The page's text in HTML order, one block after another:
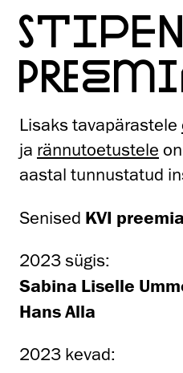
Lisaks tavapärastele
ja rännutoetustele
aastal tunnustatud
Senised KVI preemia
2023 sügis:
Sabina Liselle
Hans Alla
2023 kevad: